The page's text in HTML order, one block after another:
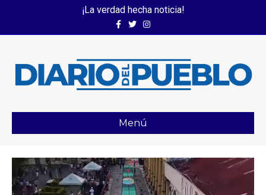
¡La verdad hecha noticia!
FacebookTwitterInstagram
Menú